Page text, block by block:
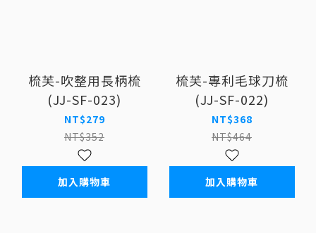
梳芙-吹整用長柄梳
(JJ-SF-023)
NT$279
NT$352
加入購物車
梳芙-專利毛球刀梳
(JJ-SF-022)
NT$368
NT$464
加入購物車